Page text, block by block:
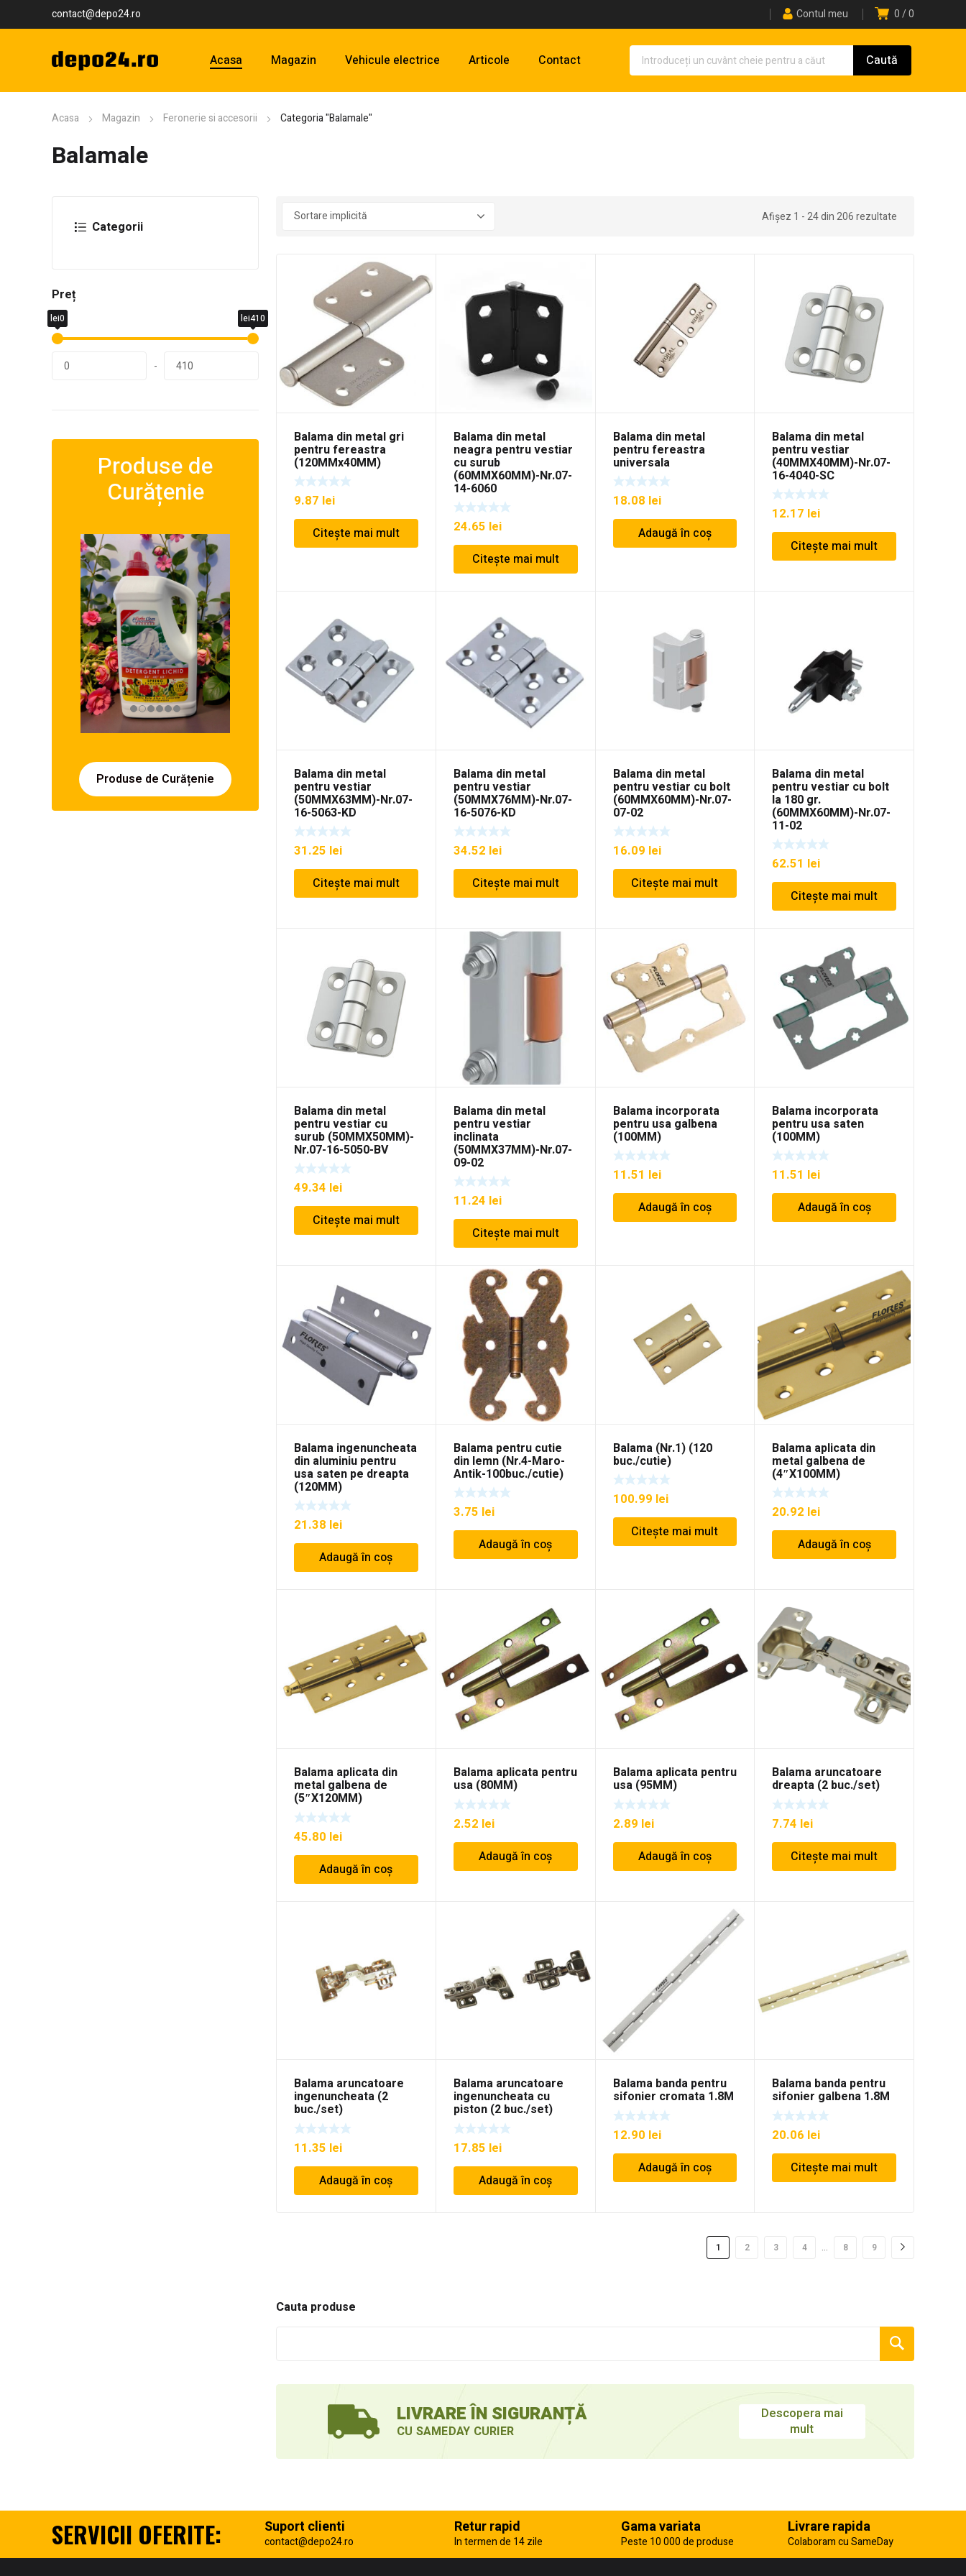
contact@depo24.ro 0 0
Contul meu
Acasa Magazin Vehicule electrice Articole Contact
Acasa Magazin Feronerie si accesorii Categoria "Balamale"
Balamale
Categorii
Preț
lei0 lei410
-
Produse de
Curățenie
Produse de Curățenie
Afișez 1 - 24 din 206 rezultate
Balama din metal gri
pentru fereastra
(120MMx40MM)
9.87 lei
Citește mai mult
Balama din metal
neagra pentru vestiar
cu surub
(60MMX60MM)-Nr.07-
14-6060
24.65 lei
Citește mai mult
Balama din metal
pentru fereastra
universala
18.08 lei
Adaugă în coș
Balama din metal
pentru vestiar
(40MMX40MM)-Nr.07-
16-4040-SC
12.17 lei
Citește mai mult
Balama din metal
pentru vestiar
(50MMX63MM)-Nr.07-
16-5063-KD
31.25 lei
Citește mai mult
Balama din metal
pentru vestiar
(50MMX76MM)-Nr.07-
16-5076-KD
34.52 lei
Citește mai mult
Balama din metal
pentru vestiar cu bolt
(60MMX60MM)-Nr.07-
07-02
16.09 lei
Citește mai mult
Balama din metal
pentru vestiar cu bolt
la 180 gr.
(60MMX60MM)-Nr.07-
11-02
62.51 lei
Citește mai mult
Balama din metal
pentru vestiar cu
surub (50MMX50MM)-
Nr.07-16-5050-BV
49.34 lei
Citește mai mult
Balama din metal
pentru vestiar
inclinata
(50MMX37MM)-Nr.07-
09-02
11.24 lei
Citește mai mult
Balama incorporata
pentru usa galbena
(100MM)
11.51 lei
Adaugă în coș
Balama incorporata
pentru usa saten
(100MM)
11.51 lei
Adaugă în coș
Balama ingenuncheata
din aluminiu pentru
usa saten pe dreapta
(120MM)
21.38 lei
Adaugă în coș
Balama pentru cutie
din lemn (Nr.4-Maro-
Antik-100buc./cutie)
3.75 lei
Adaugă în coș
Balama (Nr.1) (120
buc./cutie)
100.99 lei
Citește mai mult
Balama aplicata din
metal galbena de
(4″X100MM)
20.92 lei
Adaugă în coș
Balama aplicata din
metal galbena de
(5″X120MM)
45.80 lei
Adaugă în coș
Balama aplicata pentru
usa (80MM)
2.52 lei
Adaugă în coș
Balama aplicata pentru
usa (95MM)
2.89 lei
Adaugă în coș
Balama aruncatoare
dreapta (2 buc./set)
7.74 lei
Citește mai mult
Balama aruncatoare
ingenuncheata (2
buc./set)
11.35 lei
Adaugă în coș
Balama aruncatoare
ingenuncheata cu
piston (2 buc./set)
17.85 lei
Adaugă în coș
Balama banda pentru
sifonier cromata 1.8M
12.90 lei
Adaugă în coș
Balama banda pentru
sifonier galbena 1.8M
20.06 lei
Citește mai mult
1 2 3 4 … 8 9
Cauta produse
LIVRARE ÎN SIGURANȚĂ
CU SAMEDAY CURIER
Descopera mai
mult
SERVICII OFERITE: Suport clienti
contact@depo24.ro
Retur rapid
In termen de 14 zile
Gama variata
Peste 10 000 de produse
Livrare rapida
Colaboram cu SameDay